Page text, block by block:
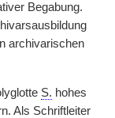
Begabung.
archivarischen
S. hohes
Als Schriftleiter